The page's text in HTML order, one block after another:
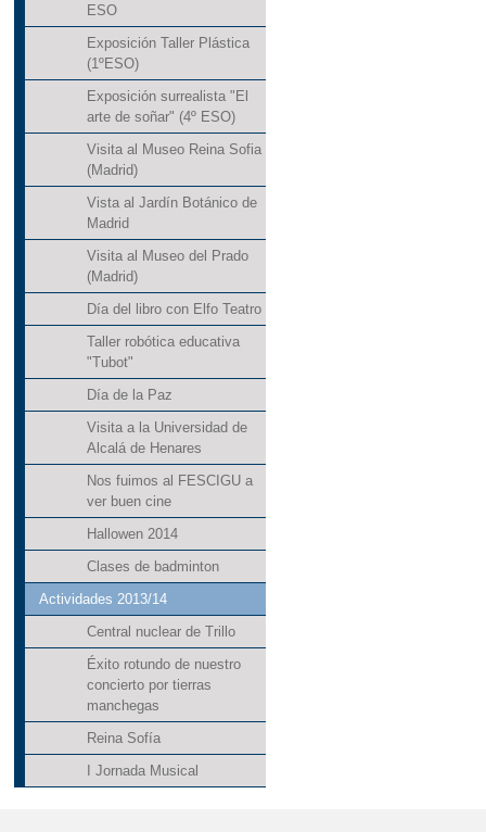
ESO
Exposición Taller Plástica
(1ºESO)
Exposición surrealista "El
arte de soñar" (4º ESO)
Visita al Museo Reina Sofia
(Madrid)
Vista al Jardín Botánico de
Madrid
Visita al Museo del Prado
(Madrid)
Día del libro con Elfo Teatro
Taller robótica educativa
"Tubot"
Día de la Paz
Visita a la Universidad de
Alcalá de Henares
Nos fuimos al FESCIGU a
ver buen cine
Hallowen 2014
Clases de badminton
Actividades 2013/14
Central nuclear de Trillo
Éxito rotundo de nuestro
concierto por tierras
manchegas
Reina Sofía
I Jornada Musical